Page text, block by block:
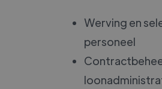
Werving en
personeel